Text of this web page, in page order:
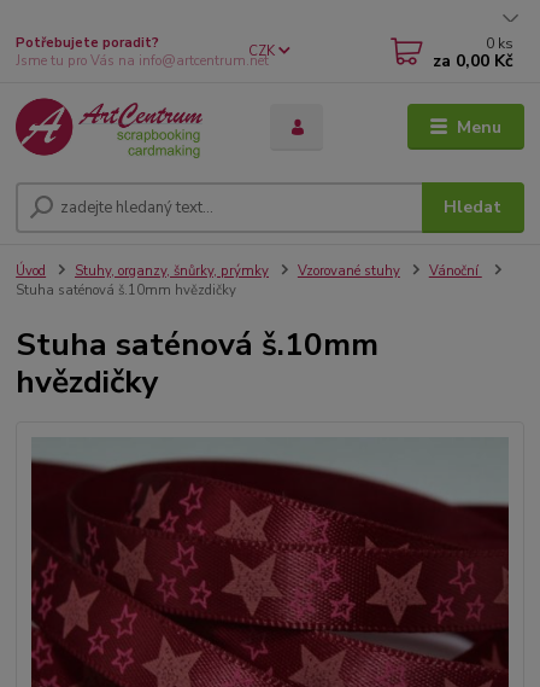
Menu
CZK
Hledat
Potřebujete poradit?
Jsme tu pro Vás na info@artcentrum.net
0 ks
za 0,00 Kč
Úvod Stuhy, organzy, šnůrky, prýmky Vzorované stuhy
Vánoční
Stuha saténová š.10mm hvězdičky
Stuha saténová š.10mm
hvězdičky